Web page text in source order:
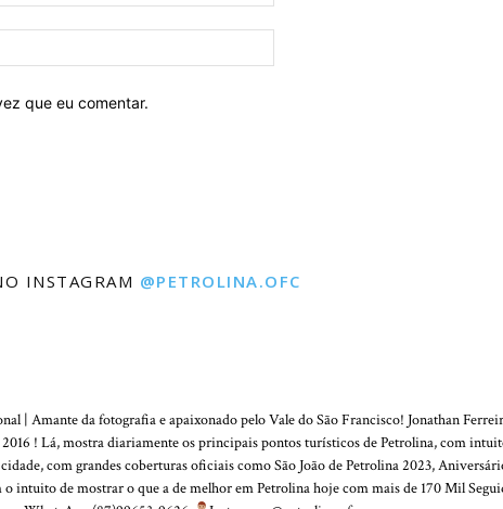
que eu comentar.
INSTAGRAM @PETROLINA.OFC
| Amante da fotografia e apaixonado pelo Vale do São Francisco! Jonathan
! Lá, mostra diariamente os principais pontos turísticos de Petrolina, com
com grandes coberturas oficiais como São João de Petrolina 2023,
intuito de mostrar o que a de melhor em Petrolina hoje com mais de 170 Mil